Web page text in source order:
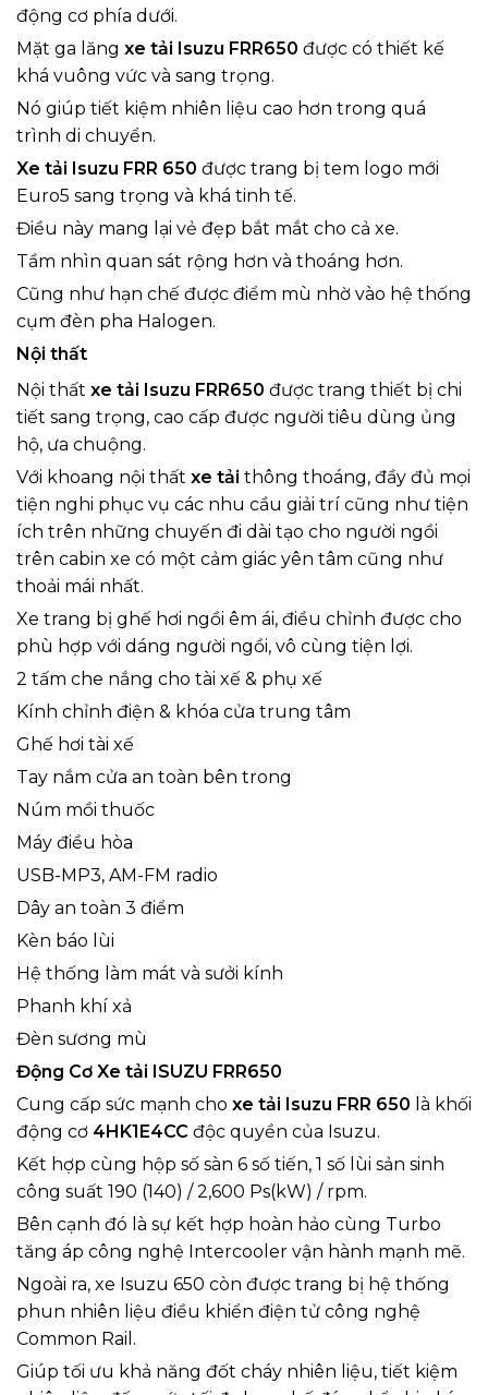
động cơ phía dưới.
Mặt ga lăng xe tải Isuzu FRR650 được có thiết kế
khá vuông vức và sang trọng.
Nó giúp tiết kiệm nhiên liệu cao hơn trong quá
trình di chuyển.
Xe tải Isuzu FRR 650 được trang bị tem logo mới
Euro5 sang trọng và khá tinh tế.
Điều này mang lại vẻ đẹp bắt mắt cho cả xe.
Tầm nhìn quan sát rộng hơn và thoáng hơn.
Cũng như hạn chế được điểm mù nhờ vào hệ thống
cụm đèn pha Halogen.
Nội thất
Nội thất xe tải Isuzu FRR650 được trang thiết bị chi
tiết sang trọng, cao cấp được người tiêu dùng ủng
hộ, ưa chuộng.
Với khoang nội thất xe tải thông thoáng, đầy đủ mọi
tiện nghi phục vụ các nhu cầu giải trí cũng như tiện
ích trên những chuyến đi dài tạo cho người ngồi
trên cabin xe có một cảm giác yên tâm cũng như
thoải mái nhất.
Xe trang bị ghế hơi ngồi êm ái, điều chỉnh được cho
phù hợp với dáng người ngồi, vô cùng tiện lợi.
2 tấm che nắng cho tài xế & phụ xế
Kính chỉnh điện & khóa cửa trung tâm
Ghế hơi tài xế
Tay nắm cửa an toàn bên trong
Núm mồi thuốc
Máy điều hòa
USB-MP3, AM-FM radio
Dây an toàn 3 điểm
Kèn báo lùi
Hệ thống làm mát và sưởi kính
Phanh khí xả
Đèn sương mù
Động Cơ Xe tải ISUZU FRR650
Cung cấp sức mạnh cho xe tải Isuzu FRR 650 là khối
động cơ 4HK1E4CC độc quyền của Isuzu.
Kết hợp cùng hộp số sàn 6 số tiến, 1 số lùi sản sinh
công suất 190 (140) / 2,600 Ps(kW) / rpm.
Bên cạnh đó là sự kết hợp hoàn hảo cùng Turbo
tăng áp công nghệ Intercooler vận hành mạnh mẽ.
Ngoài ra, xe Isuzu 650 còn được trang bị hệ thống
phun nhiên liệu điều khiển điện tử công nghệ
Common Rail.
Giúp tối ưu khả năng đốt cháy nhiên liệu, tiết kiệm